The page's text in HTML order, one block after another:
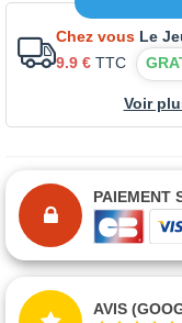
Chez vous Le
9.9 € TTC
Voir
PAIEMENT
AVIS